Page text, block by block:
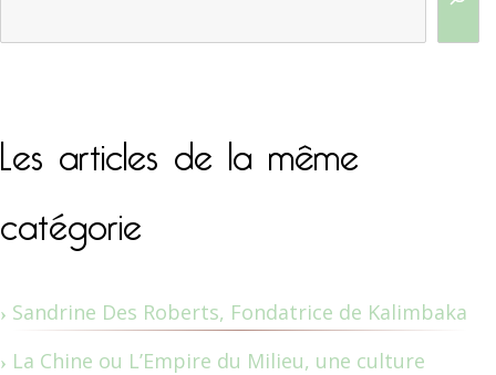
Les articles de la même
catégorie
Sandrine Des Roberts, Fondatrice de Kalimbaka
La Chine ou L’Empire du Milieu, une culture